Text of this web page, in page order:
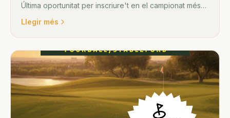
Última oportunitat per inscriure't en el campionat més
Llegir més